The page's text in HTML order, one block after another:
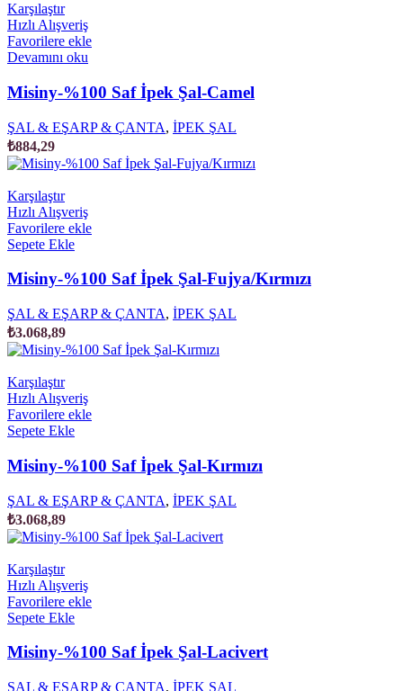
Karşılaştır
Hızlı Alışveriş
Favorilere ekle
Devamını oku
Misiny-%100 Saf İpek Şal-Camel
ŞAL & EŞARP & ÇANTA, İPEK ŞAL
₺884,29
Karşılaştır
Hızlı Alışveriş
Favorilere ekle
Sepete Ekle
Misiny-%100 Saf İpek Şal-Fujya/Kırmızı
ŞAL & EŞARP & ÇANTA, İPEK ŞAL
₺3.068,89
Karşılaştır
Hızlı Alışveriş
Favorilere ekle
Sepete Ekle
Misiny-%100 Saf İpek Şal-Kırmızı
ŞAL & EŞARP & ÇANTA, İPEK ŞAL
₺3.068,89
Karşılaştır
Hızlı Alışveriş
Favorilere ekle
Sepete Ekle
Misiny-%100 Saf İpek Şal-Lacivert
ŞAL & EŞARP & ÇANTA, İPEK ŞAL